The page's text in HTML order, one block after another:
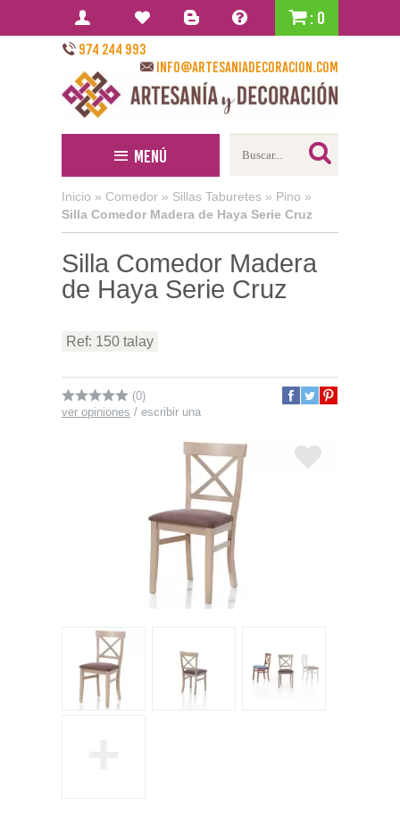
: 0
974 244 993
info@artesaniadecoracion.com
Menú
Inicio » Comedor » Sillas Taburetes » Pino »
Silla Comedor Madera de Haya Serie Cruz
Silla Comedor Madera
de Haya Serie Cruz
Ref: 150 talay
(0)
ver opiniones / escribir una